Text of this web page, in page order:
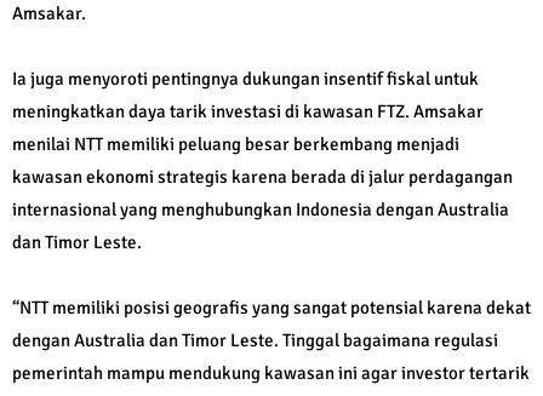
Amsakar.
Ia juga menyoroti pentingnya dukungan insentif fiskal untuk
meningkatkan daya tarik investasi di kawasan FTZ. Amsakar
menilai NTT memiliki peluang besar berkembang menjadi
kawasan ekonomi strategis karena berada di jalur perdagangan
internasional yang menghubungkan Indonesia dengan Australia
dan Timor Leste.
“NTT memiliki posisi geografis yang sangat potensial karena dekat
dengan Australia dan Timor Leste. Tinggal bagaimana regulasi
pemerintah mampu mendukung kawasan ini agar investor tertarik